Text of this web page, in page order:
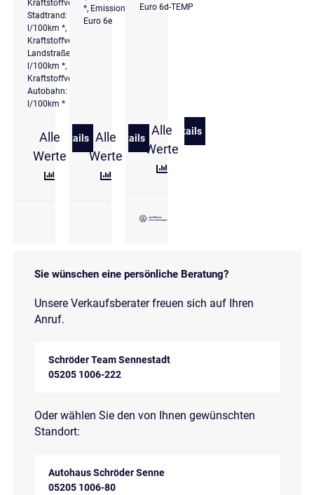
Kraftstoffverbrauch
Stadtrand: 6,2
l/100km *,
Kraftstoffverbrauch
Landstraße: 5,4
l/100km *,
Kraftstoffverbrauch
Autobahn: 6,4
l/100km *
Alle
Werte
Details
zu Volkswagen Tiguan 2,0 l TDI DSG R-Line 4
*, Emissionsklasse
Euro 6e
Alle
Werte
Details
zu Volkswagen Tiguan 2.0 l TDI DSG
Euro 6d-TEMP
Alle
Werte
Details
zu Volkswagen Tiguan 2.0
Sie wünschen eine persönliche Beratung?
Unsere Verkaufsberater freuen sich auf Ihren
Anruf.
Schröder Team Sennestadt
05205 1006-222
Oder wählen Sie den von Ihnen gewünschten
Standort:
Autohaus Schröder Senne
05205 1006-80